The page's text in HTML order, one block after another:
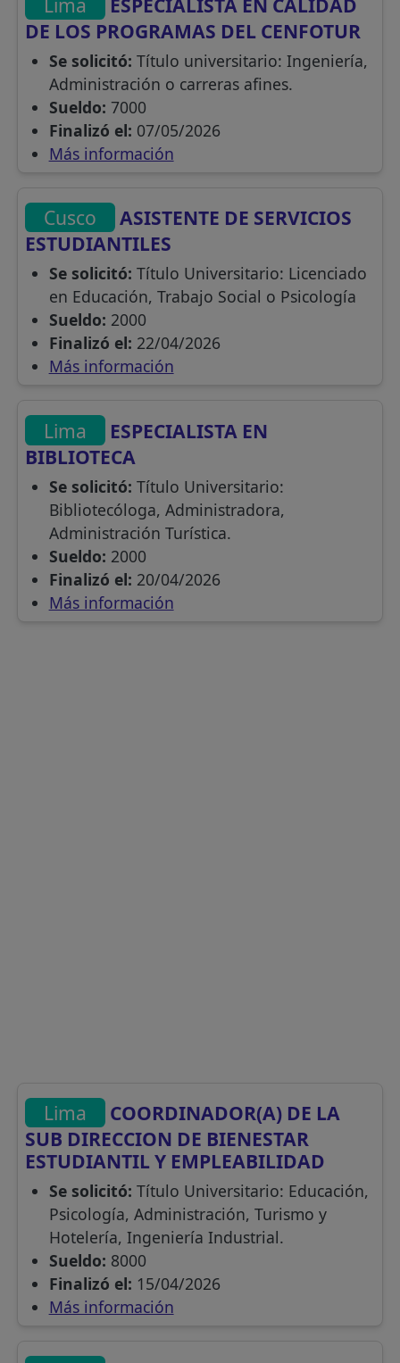
DE LOS PROGRAMAS DEL CENFOTUR
Se solicitó: Título universitario: Ingeniería,
Administración o carreras afines.
Sueldo: 7000
Finalizó el: 07/05/2026
Más información
Cusco
ASISTENTE DE SERVICIOS
ESTUDIANTILES
Se solicitó: Título Universitario: Licenciado
en Educación, Trabajo Social o Psicología
Sueldo: 2000
Finalizó el: 22/04/2026
Más información
Lima
ESPECIALISTA EN
BIBLIOTECA
Se solicitó: Título Universitario:
Bibliotecóloga, Administradora,
Administración Turística.
Sueldo: 2000
Finalizó el: 20/04/2026
Más información
Lima
COORDINADOR(A) DE LA
SUB DIRECCION DE BIENESTAR
ESTUDIANTIL Y EMPLEABILIDAD
Se solicitó: Título Universitario: Educación,
Psicología, Administración, Turismo y
Hotelería, Ingeniería Industrial.
Sueldo: 8000
Finalizó el: 15/04/2026
Más información